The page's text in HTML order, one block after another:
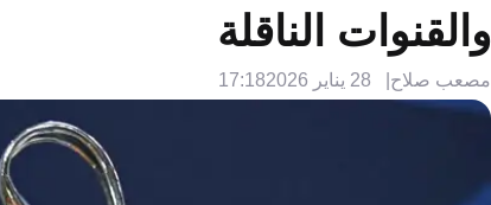
والقنوات الناقلة
مصعب صلاح 28 يناير 2026 17:18